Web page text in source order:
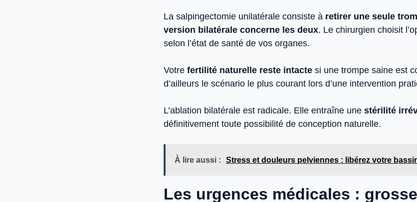
La salpingectomie unilatérale consiste à retirer une seule
version bilatérale concerne les deux. Le chirurgien choisit
selon l’état de santé de vos organes.
Votre fertilité naturelle reste intacte si une trompe saine est
d’ailleurs le scénario le plus courant lors d’une intervention
L’ablation bilatérale est radicale. Elle entraîne une stérilité
définitivement toute possibilité de conception naturelle.
À lire aussi : Stress et douleurs pelviennes : libérez votre
Les urgences médicales :